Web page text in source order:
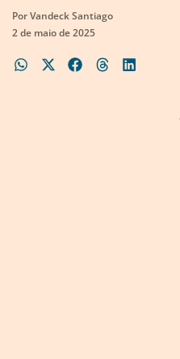
PorVandeck Santiago
2 de maio de 2025